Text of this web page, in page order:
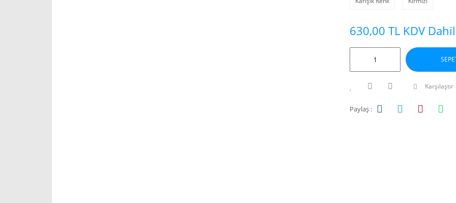
630,00 TL KDV Dahil
Karşılaştır
Paylaş :